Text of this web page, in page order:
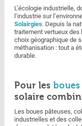
L’écologie industrielle,
l’industrie sur
Solairgies. Depuis la
traitement vertueux des
choix géographique de
méthanisation : tout a
durable.
Pour les boues
solaire
Les boues pâteuses,
industrielles et des